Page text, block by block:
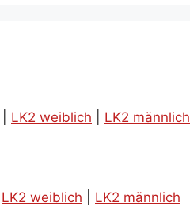
LK2 weiblich LK2 männlich
LK2 weiblich LK2 männlich